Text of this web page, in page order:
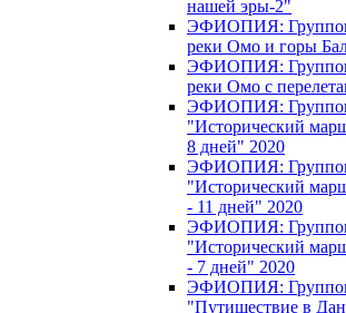
нашей эры-2"
ЭФИОПИЯ:
реки Омо и горы
ЭФИОПИЯ:
реки Омо с
ЭФИОПИЯ:
"Исторический
8 дней" 2020
ЭФИОПИЯ:
"Исторический
- 11 дней" 2020
ЭФИОПИЯ:
"Исторический
- 7 дней" 2020
ЭФИОПИЯ:
"Путишествие в